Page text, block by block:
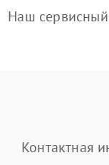
Наш
Контактная